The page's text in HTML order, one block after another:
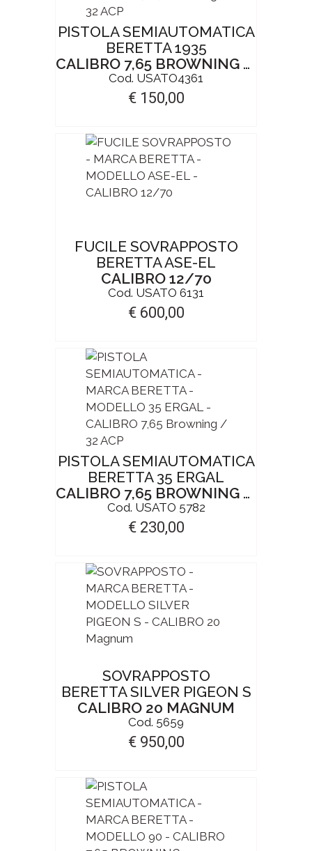
PISTOLA SEMIAUTOMATICA
BERETTA 1935
CALIBRO 7,65 BROWNING / 32 ACP
Cod. USATO4361
€ 150,00
FUCILE SOVRAPPOSTO
BERETTA ASE-EL
CALIBRO 12/70
Cod. USATO 6131
€ 600,00
PISTOLA SEMIAUTOMATICA
BERETTA 35 ERGAL
CALIBRO 7,65 BROWNING / 32 ACP
Cod. USATO 5782
€ 230,00
SOVRAPPOSTO
BERETTA SILVER PIGEON S
CALIBRO 20 MAGNUM
Cod. 5659
€ 950,00